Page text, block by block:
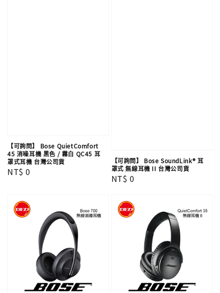
【可詢問】 Bose QuietComfort
45 消噪耳機 黑色 / 霧白 QC45 耳
罩式耳機 台灣公司貨
Regular
NT$ 0
【可詢問】 Bose SoundLink® 耳
罩式 無線耳機 II 台灣公司貨
Regular
NT$ 0